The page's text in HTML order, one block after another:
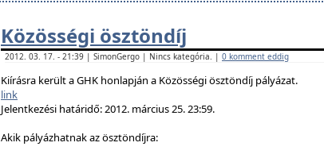
Közösségi ösztöndíj
2012. 03. 17. - 21:39 | SimonGergo | Nincs kategória. | 0 komment eddig
Kiírásra került a GHK honlapján a Közösségi ösztöndíj pályázat.
link
Jelentkezési határidő: 2012. március 25. 23:59.
Akik pályázhatnak az ösztöndíjra: